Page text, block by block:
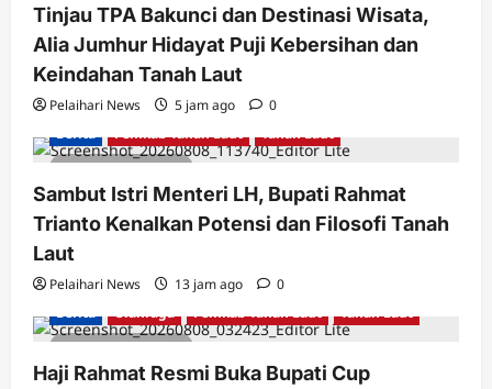
Tinjau TPA Bakunci dan Destinasi Wisata,
Alia Jumhur Hidayat Puji Kebersihan dan
Keindahan Tanah Laut
Pelaihari News 5 jam ago 0
2 minutes read
Berita Pemkab Tanah Laut Tanah Laut
Sambut Istri Menteri LH, Bupati Rahmat
Trianto Kenalkan Potensi dan Filosofi Tanah
Laut
Pelaihari News 13 jam ago 0
2 minutes read
Berita Olahraga Pemkab Tanah Laut Tanah Laut
Haji Rahmat Resmi Buka Bupati Cup